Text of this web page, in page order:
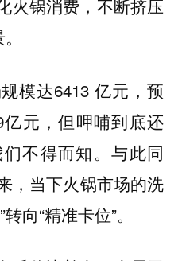
火锅消费，不断挤压
模达6413 亿元，预
元，但呷哺到底还
不得而知。与此同
，当下火锅市场的洗
向“精准卡位”。